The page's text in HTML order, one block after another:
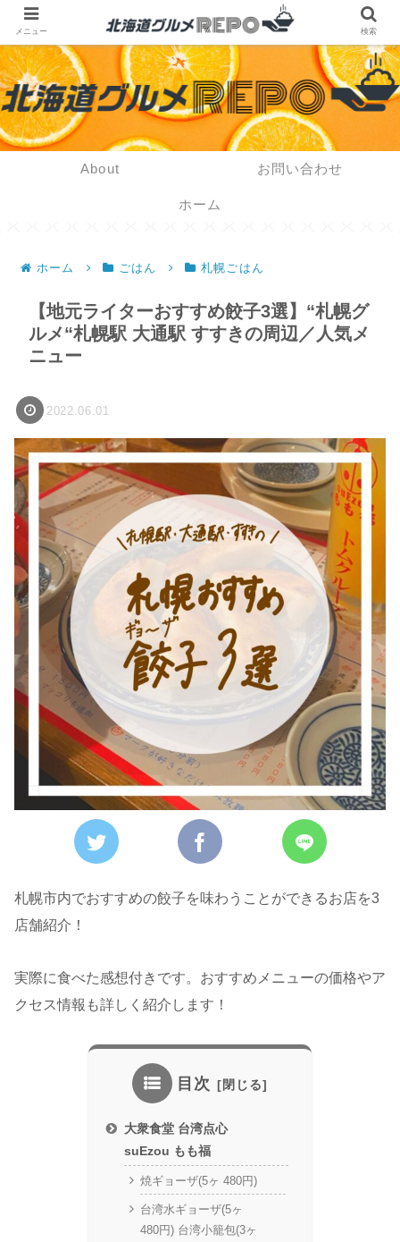
About お問い合わせ
ホーム
ホーム ごはん 札幌ごはん
【地元ライターおすすめ餃子3選】“札幌グ
ルメ“札幌駅 大通駅 すすきの周辺／人気メ
ニュー
2022.06.01
札幌市内でおすすめの餃子を味わうことができるお店を3
店舗紹介！
実際に食べた感想付きです。おすすめメニューの価格やア
クセス情報も詳しく紹介します！
目次
大衆食堂 台湾点心
suEzou もも福
焼ギョーザ(5ヶ 480円)
台湾水ギョーザ(5ヶ
480円) 台湾小籠包(3ヶ
メニュー 検索